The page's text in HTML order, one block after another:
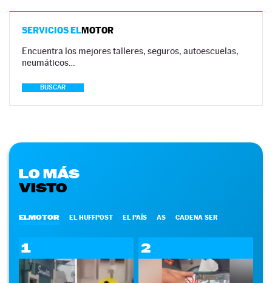
SERVICIOS ELMOTOR
Encuentra los mejores talleres, seguros, autoescuelas,
neumáticos…
BUSCAR
LO MÁS
VISTO
ELMOTOR EL HUFFPOST EL PAÍS AS CADENA SER
1 2